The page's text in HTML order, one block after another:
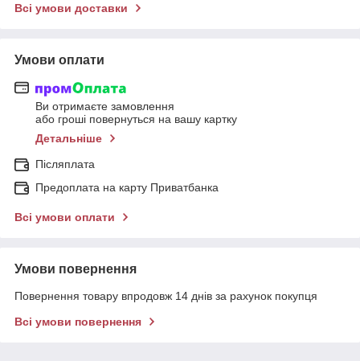
Всі умови доставки
Умови оплати
Ви отримаєте замовлення
або гроші повернуться на вашу картку
Детальніше
Післяплата
Предоплата на карту Приватбанка
Всі умови оплати
Умови повернення
Повернення товару впродовж 14 днів за рахунок покупця
Всі умови повернення